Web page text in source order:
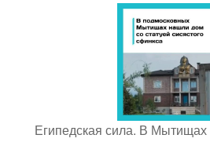
Египедская сила. В